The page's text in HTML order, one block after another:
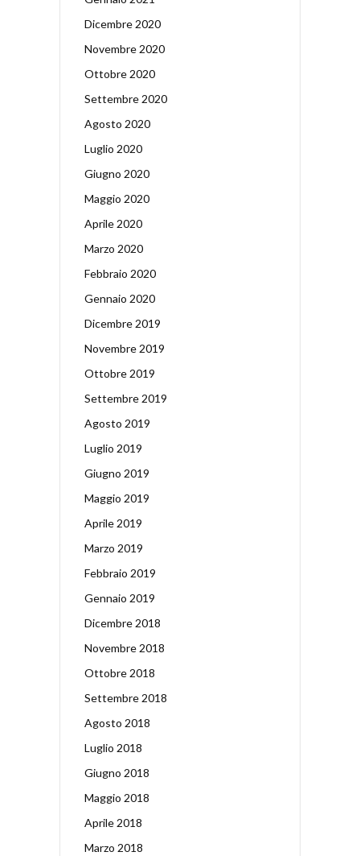
Dicembre 2020
Novembre 2020
Ottobre 2020
Settembre 2020
Agosto 2020
Luglio 2020
Giugno 2020
Maggio 2020
Aprile 2020
Marzo 2020
Febbraio 2020
Gennaio 2020
Dicembre 2019
Novembre 2019
Ottobre 2019
Settembre 2019
Agosto 2019
Luglio 2019
Giugno 2019
Maggio 2019
Aprile 2019
Marzo 2019
Febbraio 2019
Gennaio 2019
Dicembre 2018
Novembre 2018
Ottobre 2018
Settembre 2018
Agosto 2018
Luglio 2018
Giugno 2018
Maggio 2018
Aprile 2018
Marzo 2018